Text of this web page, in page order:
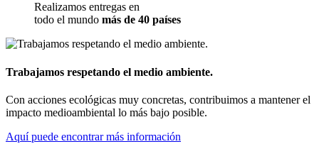
Realizamos entregas en
todo el mundo más de 40 países
Trabajamos respetando el medio ambiente.
Con acciones ecológicas muy concretas, contribuimos a mantener el
impacto medioambiental lo más bajo posible.
Aquí puede encontrar más información